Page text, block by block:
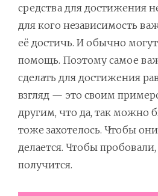
средства для достижения
для кого независимость
её достичь. И обычно
помощь. Поэтому самое
сделать для достижения
взгляд — это своим
другим, что да, так можно
тоже захотелось. Чтобы
делается. Чтобы
получится.